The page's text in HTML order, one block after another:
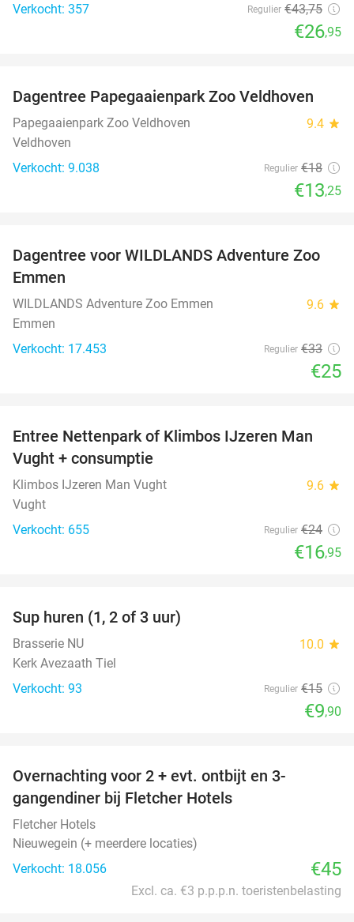
Verkocht: 357
Regulier €43,75
€26,95
26%
Dagentree Papegaaienpark Zoo Veldhoven
Papegaaienpark Zoo Veldhoven 9.4 star
Veldhoven
Verkocht: 9.038
Regulier €18
€13,25
24%
Dagentree voor WILDLANDS Adventure Zoo
Emmen
WILDLANDS Adventure Zoo Emmen 9.6 star
Emmen
Verkocht: 17.453
Regulier €33
€25
29%
Entree Nettenpark of Klimbos IJzeren Man
Vught + consumptie
Klimbos IJzeren Man Vught 9.6 star
Vught
Verkocht: 655
Regulier €24
€16,95
Sup huren (1, 2 of 3 uur)
Brasserie NU 10.0 star
Kerk Avezaath Tiel
Verkocht: 93
Regulier €15
€9,90
Overnachting voor 2 + evt. ontbijt en 3-
gangendiner bij Fletcher Hotels
Fletcher Hotels
Nieuwegein (+ meerdere locaties)
Verkocht: 18.056
€45
Excl. ca. €3 p.p.p.n. toeristenbelasting